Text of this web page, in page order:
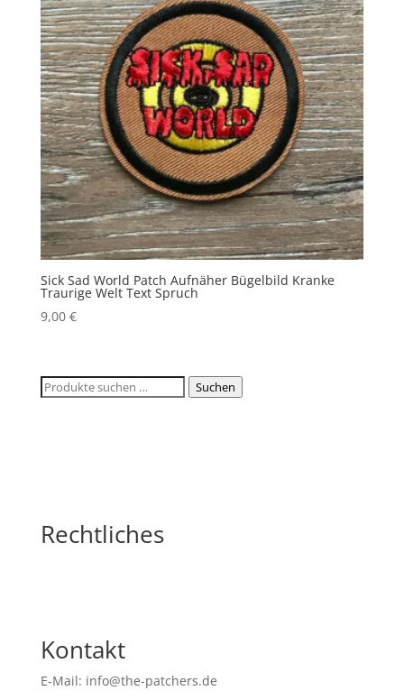
Sick Sad World Patch Aufnäher Bügelbild Kranke
Traurige Welt Text Spruch
9,00 €
Suchen
Suchen
Rechtliches
Kontakt
E-Mail: info@the-patchers.de